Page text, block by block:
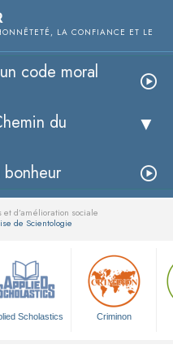
LA CONFIANCE ET LE
code moral
du
d’amélioration sociale
de Scientologie
Scholastics Criminon